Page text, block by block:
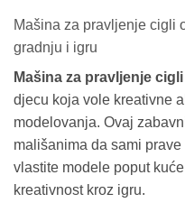
Mašina za pravljenje cigli
gradnju i igru
Mašina za pravljenje
djecu koja vole kreativne
modelovanja. Ovaj
mališanima da sami
vlastite modele poput
kreativnost kroz igru.